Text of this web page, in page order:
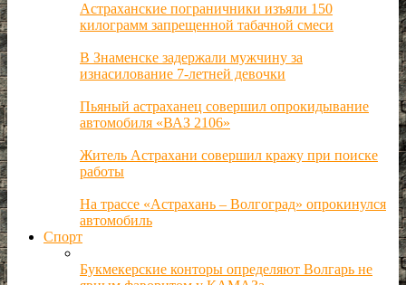
Астраханские пограничники изъяли 150
килограмм запрещенной табачной смеси
В Знаменске задержали мужчину за
изнасилование 7-летней девочки
Пьяный астраханец совершил опрокидывание
автомобиля «ВАЗ 2106»
Житель Астрахани совершил кражу при поиске
работы
На трассе «Астрахань – Волгоград» опрокинулся
автомобиль
Спорт
Букмекерские конторы определяют Волгарь не